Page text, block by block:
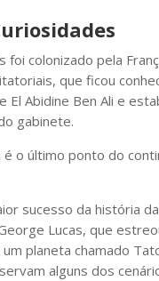
colonizado pela
que ficou
Abidine Ben Ali e
gabinete.
o último ponto do
sucesso da história
Lucas, que
planeta chamado
alguns dos